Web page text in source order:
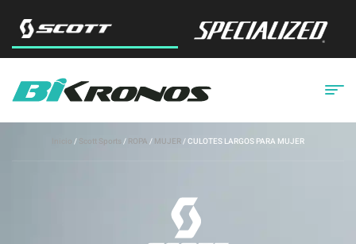
/ Scott Sports / ROPA / MUJER/ CULOTES LARGOS PARA MUJER